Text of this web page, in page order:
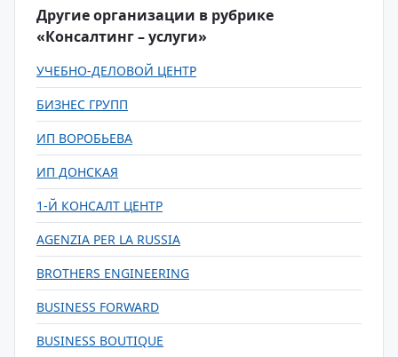
Другие организации в рубрике
«Консалтинг – услуги»
УЧЕБНО-ДЕЛОВОЙ ЦЕНТР
БИЗНЕС ГРУПП
ИП ВОРОБЬЕВА
ИП ДОНСКАЯ
1-Й КОНСАЛТ ЦЕНТР
AGENZIA PER LA RUSSIA
BROTHERS ENGINEERING
BUSINESS FORWARD
BUSINESS BOUTIQUE